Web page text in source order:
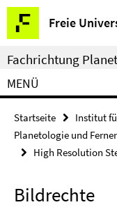
Springe
direkt
zu
Inhalt
Freie
Service-
Navigation
Fachrichtung
MENÜ
Startseite
Institut
Planetologie und
High Resolution
Bildrechte